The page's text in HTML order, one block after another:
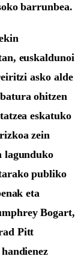
barrunbea.
euskaldunoi
asko alde
ohitzen
eskatuko
izkoa zein
lagunduko
publiko
eta
Bogart,
Pitt